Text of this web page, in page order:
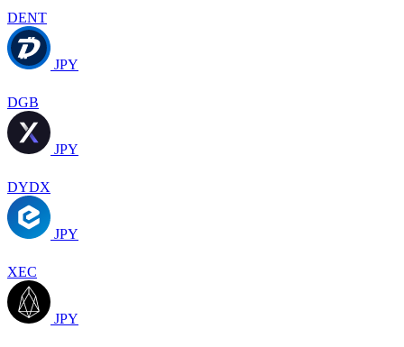
DENT
JPY
DGB
JPY
DYDX
JPY
XEC
JPY